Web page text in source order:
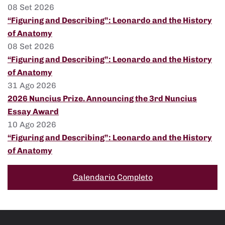
08 Set 2026
“Figuring and Describing”: Leonardo and the History
of Anatomy
08 Set 2026
“Figuring and Describing”: Leonardo and the History
of Anatomy
31 Ago 2026
2026 Nuncius Prize. Announcing the 3rd Nuncius
Essay Award
10 Ago 2026
“Figuring and Describing”: Leonardo and the History
of Anatomy
Calendario Completo